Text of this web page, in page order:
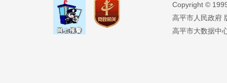
Copyright ©️
高平市人民政府
高平市大数据